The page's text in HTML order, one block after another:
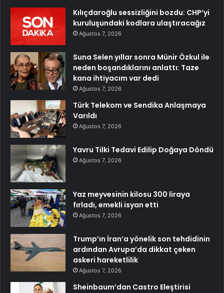
Kılıçdaroğlu sessizliğini bozdu: CHP’yi
kuruluşundaki kodlara ulaştıracağız
Ağustos 7, 2026
Suna Selen yıllar sonra Münir Özkul ile
neden boşandıklarını anlattı: Taze
kana ihtiyacım var dedi
Ağustos 7, 2026
Türk Telekom ve Sendika Anlaşmaya
Varıldı
Ağustos 7, 2026
Yavru Tilki Tedavi Edilip Doğaya Döndü
Ağustos 7, 2026
Yaz meyvesinin kilosu 300 liraya
fırladı, emekli isyan etti
Ağustos 7, 2026
Trump’ın İran’a yönelik son tehdidinin
ardından Avrupa’da dikkat çeken
askeri hareketlilik
Ağustos 7, 2026
Sheinbaum’dan Castro Eleştirisi